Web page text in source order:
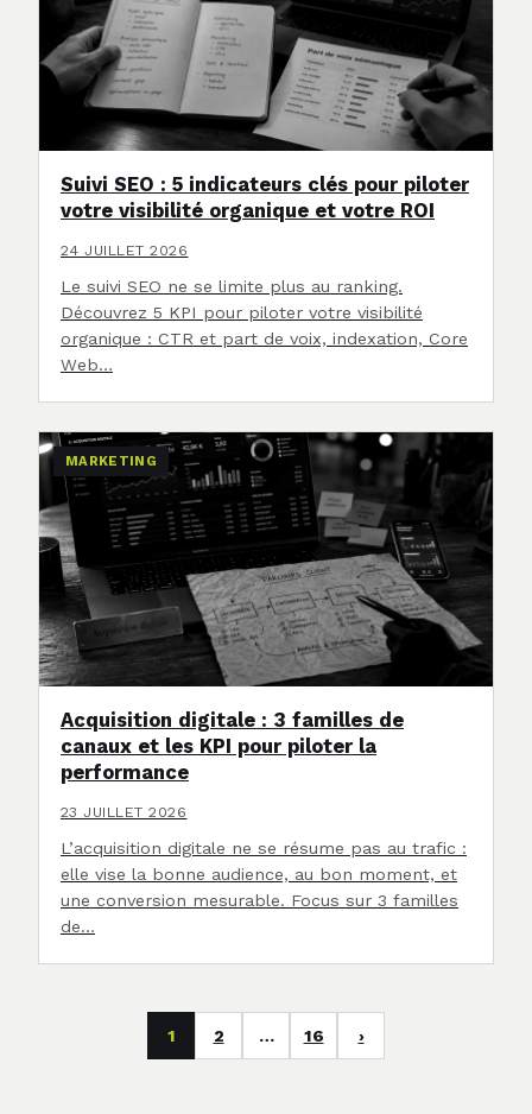
Suivi SEO : 5 indicateurs clés pour piloter
votre visibilité organique et votre ROI
24 JUILLET 2026
Le suivi SEO ne se limite plus au ranking.
Découvrez 5 KPI pour piloter votre visibilité
organique : CTR et part de voix, indexation, Core
Web…
MARKETING
Acquisition digitale : 3 familles de
canaux et les KPI pour piloter la
performance
23 JUILLET 2026
L’acquisition digitale ne se résume pas au trafic :
elle vise la bonne audience, au bon moment, et
une conversion mesurable. Focus sur 3 familles
de…
1 2 … 16 ›